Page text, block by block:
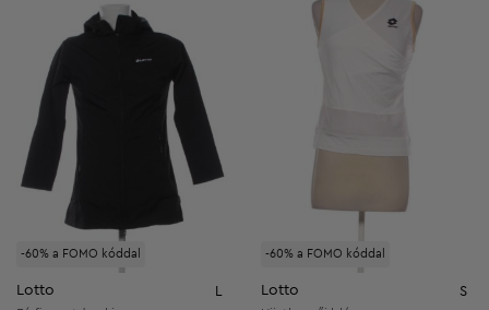
-60% a FOMO kóddal
Lotto L
-60% a FOMO kóddal
Lotto S